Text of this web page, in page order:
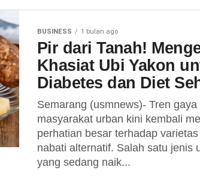
BUSINESS 1 bulan ago
Pir dari Tanah!
Khasiat Ubi Yakon
Diabetes dan Diet
Semarang (usmnews)- Tren
masyarakat urban kini kembali
perhatian besar terhadap
nabati alternatif. Salah satu jenis
yang sedang naik...